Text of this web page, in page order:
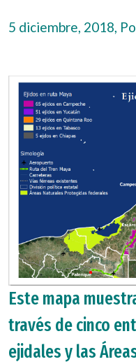
5 diciembre, 2018,
Este mapa
través de cinco
ejidales y las